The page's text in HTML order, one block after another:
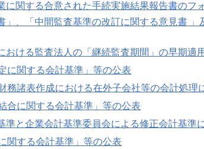
に関する合意された手続実施結果報告書のフ
」、「中間監査基準の改訂に関する意見書
おける監査法人の「継続監査期間」の早期適
に関する会計基準」等の公表
務諸表作成における在外子会社等の会計処理
合に関する会計基準」等の公表
準と企業会計基準委員会による修正会計基準
関する会計基準」等の公表